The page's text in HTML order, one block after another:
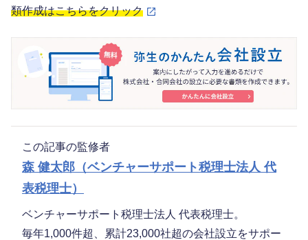
類作成はこちらをクリック
この記事の監修者
森 健太郎（ベンチャーサポート税理士法人 代
表税理士）
ベンチャーサポート税理士法人 代表税理士。
毎年1,000件超、累計23,000社超の会社設立をサポー